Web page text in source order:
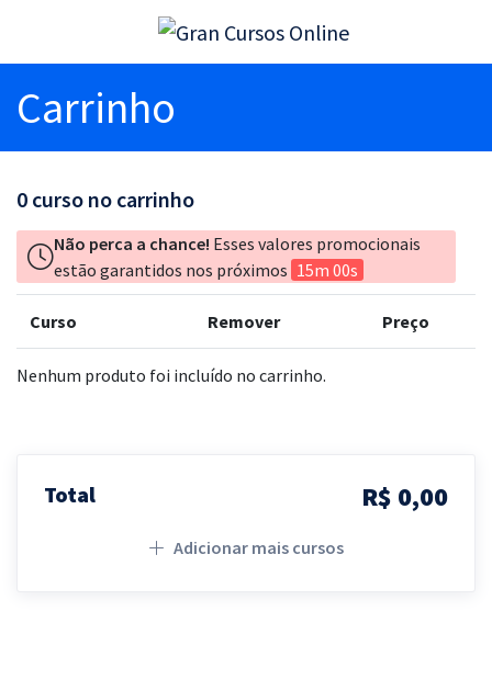
Carrinho
0 curso no carrinho
Não perca a chance! Esses valores promocionais
estão garantidos nos próximos 15m 00s
Curso Remover Preço
Nenhum produto foi incluído no carrinho.
Total R$ 0,00
Adicionar mais cursos